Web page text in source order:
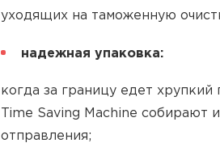
уходящих на таможенную
надежная упаковка:
когда за границу едет
Time Saving Machine
отправления;